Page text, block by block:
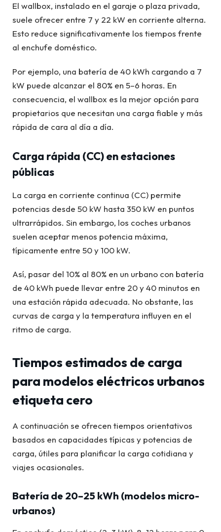
El wallbox, instalado en el garaje o plaza privada,
suele ofrecer entre 7 y 22 kW en corriente alterna.
Esto reduce significativamente los tiempos frente
al enchufe doméstico.
Por ejemplo, una batería de 40 kWh cargando a 7
kW puede alcanzar el 80% en 5–6 horas. En
consecuencia, el wallbox es la mejor opción para
propietarios que necesitan una carga fiable y más
rápida de cara al día a día.
Carga rápida (CC) en estaciones
públicas
La carga en corriente continua (CC) permite
potencias desde 50 kW hasta 350 kW en puntos
ultrarrápidos. Sin embargo, los coches urbanos
suelen aceptar menos potencia máxima,
típicamente entre 50 y 100 kW.
Así, pasar del 10% al 80% en un urbano con batería
de 40 kWh puede llevar entre 20 y 40 minutos en
una estación rápida adecuada. No obstante, las
curvas de carga y la temperatura influyen en el
ritmo de carga.
Tiempos estimados de carga
para modelos eléctricos urbanos
etiqueta cero
A continuación se ofrecen tiempos orientativos
basados en capacidades típicas y potencias de
carga, útiles para planificar la carga cotidiana y
viajes ocasionales.
Batería de 20–25 kWh (modelos micro-
urbanos)